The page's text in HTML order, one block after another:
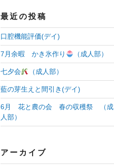
最近の投稿
口腔機能評価(デイ)
7月余暇 かき氷作り （成人部）
七夕会 （成人部）
藍の芽生えと間引き(デイ)
6月 花と農の会 春の収穫祭 （成
人部）
アーカイブ